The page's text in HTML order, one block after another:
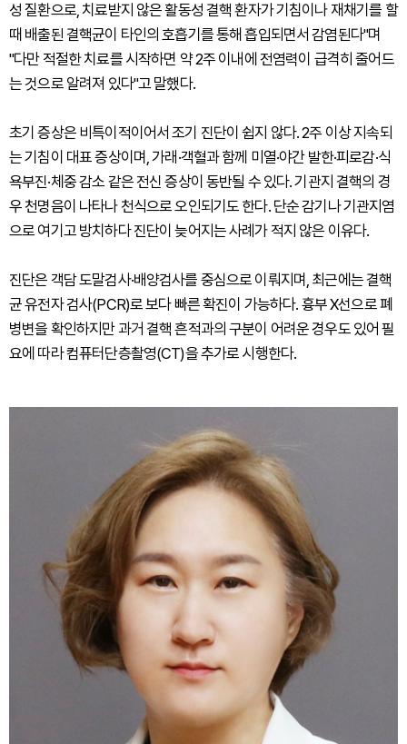
성 질환으로, 치료받지 않은 활동성 결핵 환자가 기침이나 재채기를 할
때 배출된 결핵균이 타인의 호흡기를 통해 흡입되면서 감염된다"며
"다만 적절한 치료를 시작하면 약 2주 이내에 전염력이 급격히 줄어드
는 것으로 알려져 있다"고 말했다.
초기 증상은 비특이적이어서 조기 진단이 쉽지 않다. 2주 이상 지속되
는 기침이 대표 증상이며, 가래·객혈과 함께 미열·야간 발한·피로감·식
욕부진·체중 감소 같은 전신 증상이 동반될 수 있다. 기관지 결핵의 경
우 천명음이 나타나 천식으로 오인되기도 한다. 단순 감기나 기관지염
으로 여기고 방치하다 진단이 늦어지는 사례가 적지 않은 이유다.
진단은 객담 도말검사·배양검사를 중심으로 이뤄지며, 최근에는 결핵
균 유전자 검사(PCR)로 보다 빠른 확진이 가능하다. 흉부 X선으로 폐
병변을 확인하지만 과거 결핵 흔적과의 구분이 어려운 경우도 있어 필
요에 따라 컴퓨터단층촬영(CT)을 추가로 시행한다.